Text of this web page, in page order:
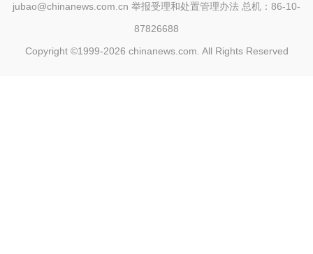
jubao@chinanews.com.cn 举报受理和处置管理办法 总机：86-10-
87826688
Copyright ©1999-2026 chinanews.com. All Rights Reserved